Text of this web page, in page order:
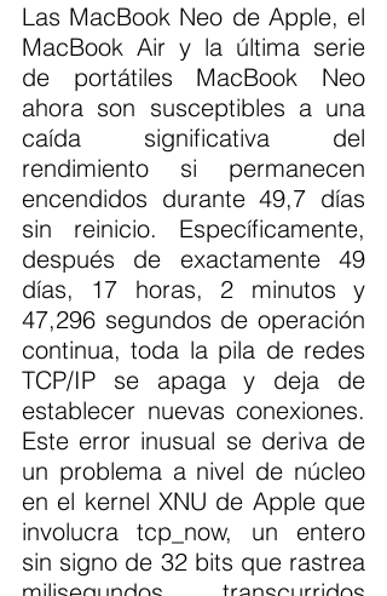
Las MacBook Neo de Apple, el
MacBook Air y la última serie
de portátiles MacBook Neo
ahora son susceptibles a una
caída significativa del
rendimiento si permanecen
encendidos durante 49,7 días
sin reinicio. Específicamente,
después de exactamente 49
días, 17 horas, 2 minutos y
47,296 segundos de operación
continua, toda la pila de redes
TCP/IP se apaga y deja de
establecer nuevas conexiones.
Este error inusual se deriva de
un problema a nivel de núcleo
en el kernel XNU de Apple que
involucra tcp_now, un entero
sin signo de 32 bits que rastrea